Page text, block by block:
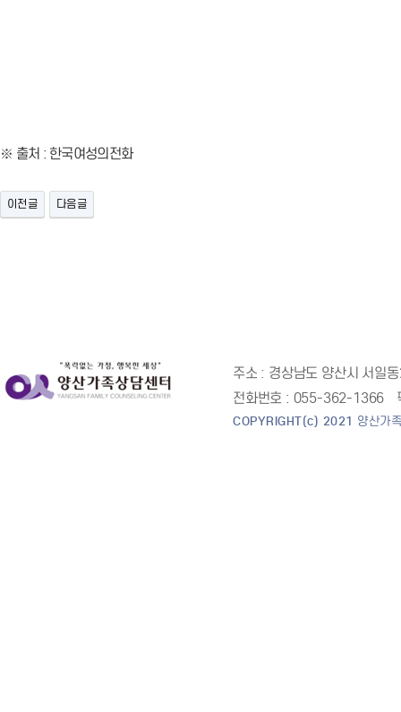
※ 출처 : 한국여성의전화
이전글 다음글
주소 : 경상남도 양산시 서일
전화번호 : 055-362-1366
COPYRIGHT(c) 2021 양산가